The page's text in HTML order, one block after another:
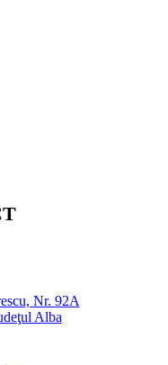
Nr. 92A
Alba